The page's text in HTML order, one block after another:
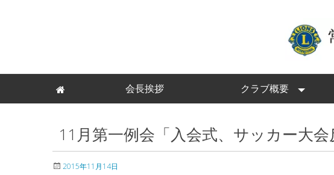
会長挨拶 クラブ概要
11月第一例会「入会式、サッカー大会
2015年11月14日